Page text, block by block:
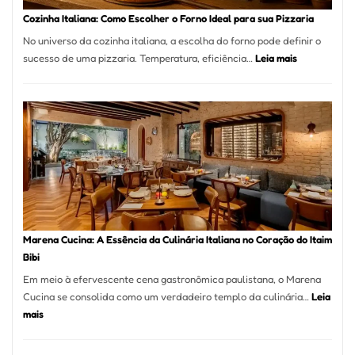
Portal
Resolver
Isso
Cozinha Italiana: Como Escolher o Forno Ideal para sua Pizzaria
No universo da cozinha italiana, a escolha do forno pode definir o
sucesso de uma pizzaria. Temperatura, eficiência…Leia mais:
Como
Escolher
o
Forno
Ideal
para
sua
Pizzaria
Marena Cucina: A Essência da Culinária Italiana no Coração do Itaim
Bibi
Em meio à efervescente cena gastronômica paulistana, o Marena
Cucina se consolida como um verdadeiro templo da culinária… Leia
mais: